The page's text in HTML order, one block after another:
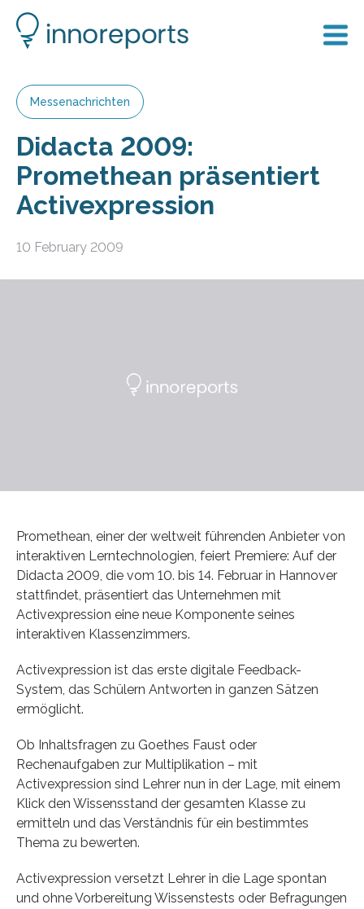
Messenachrichten
Didacta 2009:
Promethean präsentiert
Activexpression
10 February 2009
Promethean, einer der weltweit führenden Anbieter von
interaktiven Lerntechnologien, feiert Premiere: Auf der
Didacta 2009, die vom 10. bis 14. Februar in Hannover
stattfindet, präsentiert das Unternehmen mit
Activexpression eine neue Komponente seines
interaktiven Klassenzimmers.
Activexpression ist das erste digitale Feedback-
System, das Schülern Antworten in ganzen Sätzen
ermöglicht.
Ob Inhaltsfragen zu Goethes Faust oder
Rechenaufgaben zur Multiplikation – mit
Activexpression sind Lehrer nun in der Lage, mit einem
Klick den Wissensstand der gesamten Klasse zu
ermitteln und das Verständnis für ein bestimmtes
Thema zu bewerten.
Activexpression versetzt Lehrer in die Lage spontan
und ohne Vorbereitung Wissenstests oder Befragungen